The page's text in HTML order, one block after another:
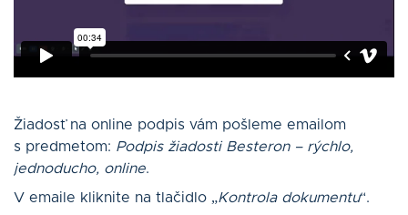
Žiadosť na online podpis vám pošleme emailom
s predmetom: Podpis žiadosti Besteron – rýchlo,
jednoducho, online.
V emaile kliknite na tlačidlo „Kontrola dokumentu“.